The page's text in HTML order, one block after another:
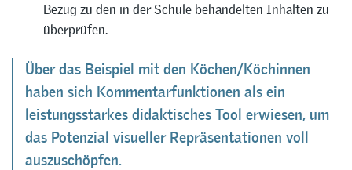
Bezug zu den in der Schule behandelten Inhalten zu
überprüfen.
Über das Beispiel mit den Köchen/Köchinnen
haben sich Kommentarfunktionen als ein
leistungsstarkes didaktisches Tool erwiesen, um
das Potenzial visueller Repräsentationen voll
auszuschöpfen.